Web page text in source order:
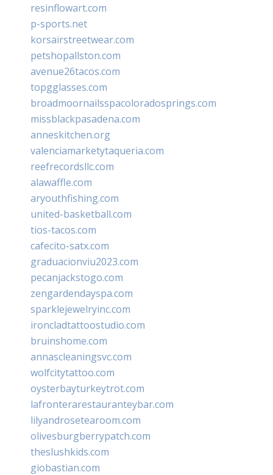
resinflowart.com
p-sports.net
korsairstreetwear.com
petshopallston.com
avenue26tacos.com
topgglasses.com
broadmoornailsspacoloradosprings.com
missblackpasadena.com
anneskitchen.org
valenciamarketytaqueria.com
reefrecordsllc.com
alawaffle.com
aryouthfishing.com
united-basketball.com
tios-tacos.com
cafecito-satx.com
graduacionviu2023.com
pecanjackstogo.com
zengardendayspa.com
sparklejewelryinc.com
ironcladtattoostudio.com
bruinshome.com
annascleaningsvc.com
wolfcitytattoo.com
oysterbayturkeytrot.com
lafronterarestauranteybar.com
lilyandrosetearoom.com
olivesburgberrypatch.com
theslushkids.com
giobastian.com